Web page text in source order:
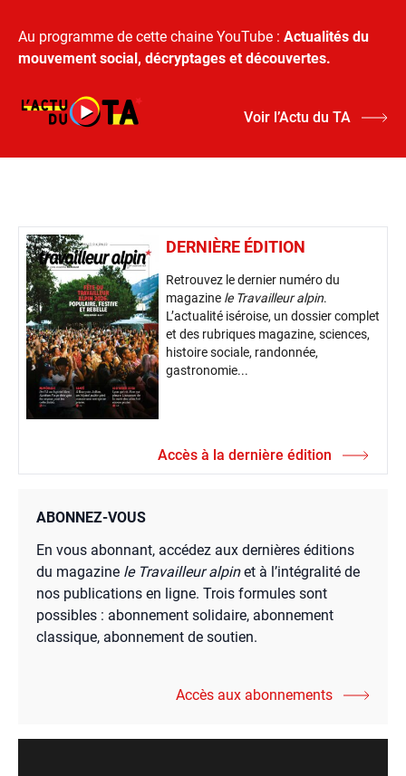
Au programme de cette chaine YouTube : Actualités du
mouvement social, décryptages et découvertes.
Voir l’Actu du TA
DERNIÈRE ÉDITION
Retrouvez le dernier numéro du
magazine le Travailleur alpin.
L’actualité iséroise, un dossier complet
et des rubriques magazine, sciences,
histoire sociale, randonnée,
gastronomie...
Accès à la dernière édition
ABONNEZ-VOUS
En vous abonnant, accédez aux dernières éditions
du magazine le Travailleur alpinet à l’intégralité de
nos publications en ligne. Trois formules sont
possibles : abonnement solidaire, abonnement
classique, abonnement de soutien.
Accès aux abonnements